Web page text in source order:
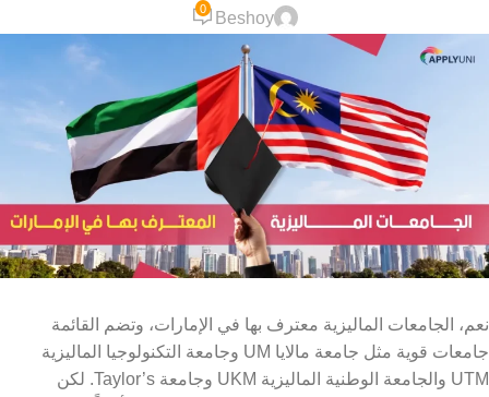
Beshoy
0
نعم، الجامعات الماليزية معترف بها في الإمارات، وتضم القائمة
جامعات قوية مثل جامعة مالايا UM وجامعة التكنولوجيا الماليزية
UTM والجامعة الوطنية الماليزية UKM وجامعة Taylor’s. لكن